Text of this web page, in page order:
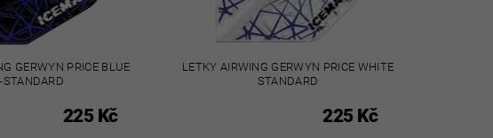
GERWYN PRICE BLUE
STANDARD
225 Kč
LETKY AIRWING GERWYN PRICE WHITE
STANDARD
225 Kč